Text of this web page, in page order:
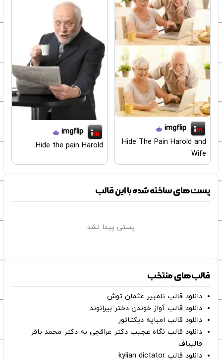
imgflip
Hide The Pain Harold and
Wife
imgflip
Hide the pain Harold
پست‌های ساخته شده با این قالب
پستی پیدا نشد
قالب‌های منتخب
دانلود قالب نامبیر عثمان ‌توش
دانلود قالب آواز خوندن دختر بیرانوند
دانلود قالب امباپه دیکتاتور
دانلود قالب نگاه عجیب دکتر عراقچی به دکتر محمد باقر
قالیباف
دانلود قالب kylian dictator